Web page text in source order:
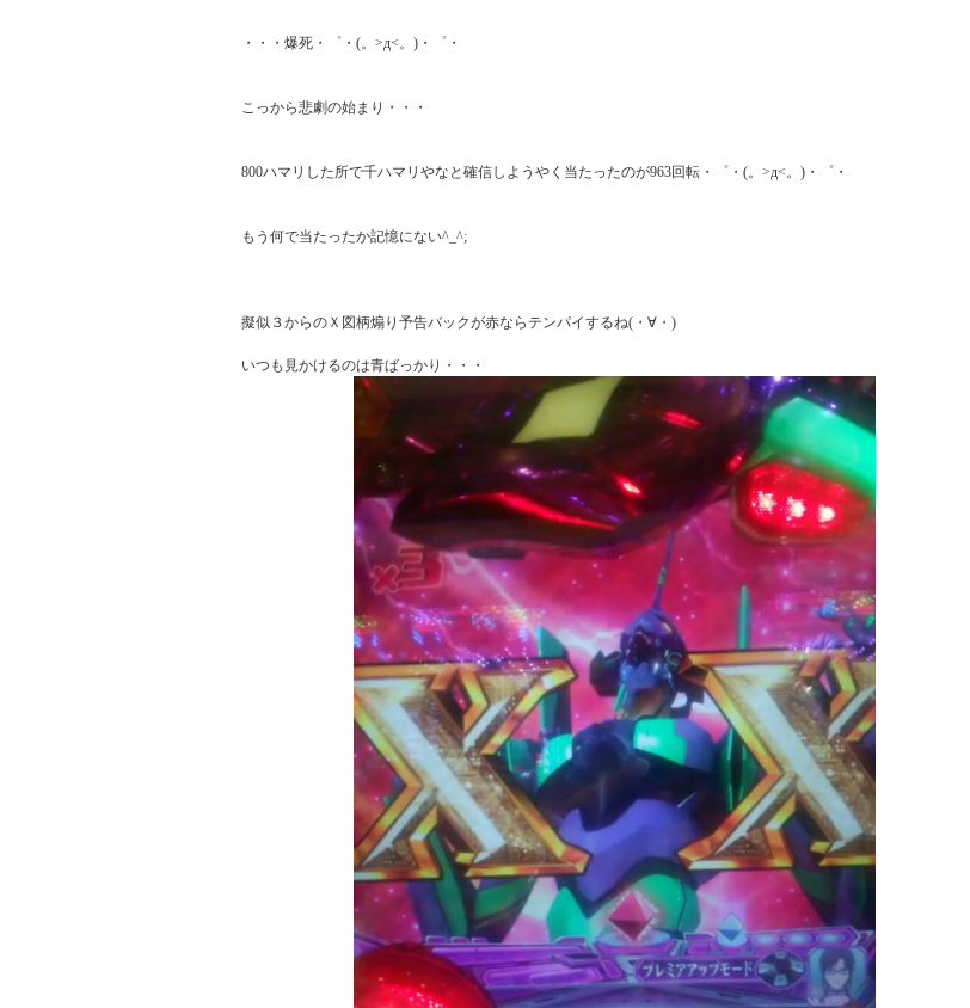
・・・爆死・゜・(。>д<。)・゜・
こっから悲劇の始まり・・・
800ハマリした所で千ハマリやなと確信しようやく当たったのが963回転・゜・(。>д<。)・゜・
もう何で当たったか記憶にない^_^;
擬似３からのＸ図柄煽り予告バックが赤ならテンパイするね(・∀・)